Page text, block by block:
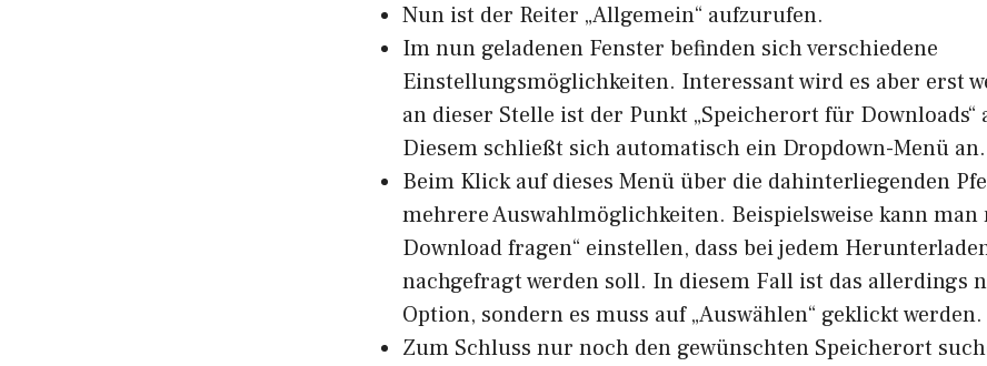
Nun ist der Reiter „Allgemein“ aufzurufen.
Im nun geladenen Fenster befinden sich verschiedene
Einstellungsmöglichkeiten. Interessant wird es aber erst
an dieser Stelle ist der Punkt „Speicherort für Downloads“
Diesem schließt sich automatisch ein Dropdown-Menü an.
Beim Klick auf dieses Menü über die dahinterliegenden
mehrere Auswahlmöglichkeiten. Beispielsweise kann man
Download fragen“ einstellen, dass bei jedem
nachgefragt werden soll. In diesem Fall ist das allerdings
Option, sondern es muss auf „Auswählen“ geklickt werden.
Zum Schluss nur noch den gewünschten Speicherort